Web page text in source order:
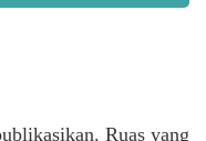
Ruas yang